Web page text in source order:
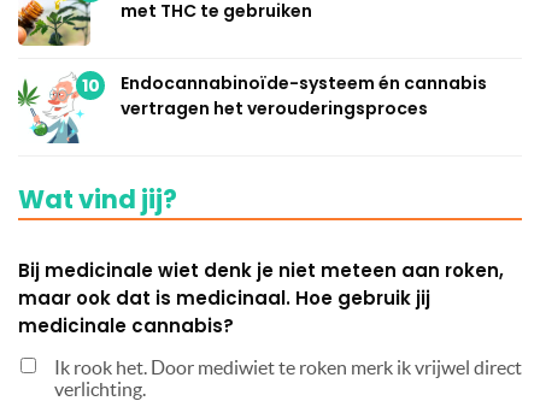
met THC te gebruiken
10
Endocannabinoïde-systeem én cannabis
vertragen het verouderingsproces
Wat vind jij?
Bij medicinale wiet denk je niet meteen aan roken,
maar ook dat is medicinaal. Hoe gebruik jij
medicinale cannabis?
Ik rook het. Door mediwiet te roken merk ik vrijwel direct
verlichting.